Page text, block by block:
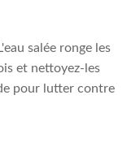
L'eau salée ronge les
et nettoyez-les
pour lutter contre